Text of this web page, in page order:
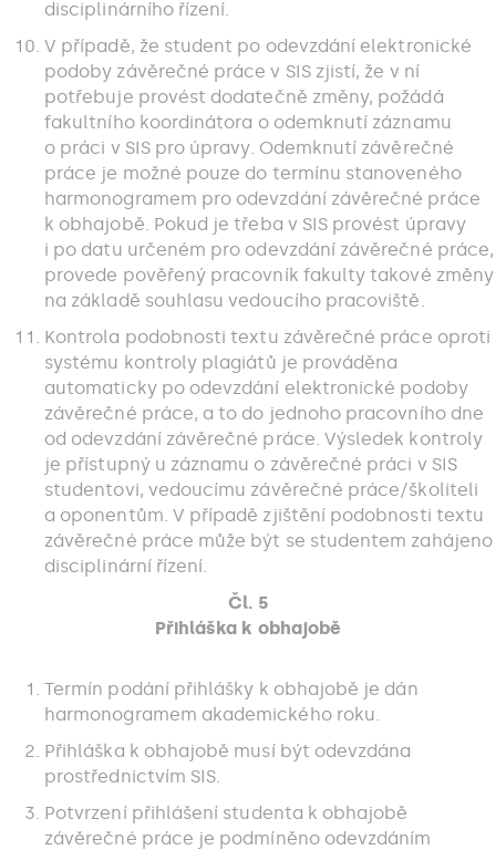
disciplinárního řízení.
V případě, že student po odevzdání elektronické
podoby závěrečné práce v SIS zjistí, že v ní
potřebuje provést dodatečně změny, požádá
fakultního koordinátora o odemknutí záznamu
o práci v SIS pro úpravy. Odemknutí závěrečné
práce je možné pouze do termínu stanoveného
harmonogramem pro odevzdání závěrečné práce
k obhajobě. Pokud je třeba v SIS provést úpravy
i po datu určeném pro odevzdání závěrečné práce,
provede pověřený pracovník fakulty takové změny
na základě souhlasu vedoucího pracoviště.
Kontrola podobnosti textu závěrečné práce oproti
systému kontroly plagiátů je prováděna
automaticky po odevzdání elektronické podoby
závěrečné práce, a to do jednoho pracovního dne
od odevzdání závěrečné práce. Výsledek kontroly
je přístupný u záznamu o závěrečné práci v SIS
studentovi, vedoucímu závěrečné práce/školiteli
a oponentům. V případě zjištění podobnosti textu
závěrečné práce může být se studentem zahájeno
disciplinární řízení.
Čl. 5
Přihláška k obhajobě
Termín podání přihlášky k obhajobě je dán
harmonogramem akademického roku.
Přihláška k obhajobě musí být odevzdána
prostřednictvím SIS.
Potvrzení přihlášení studenta k obhajobě
závěrečné práce je podmíněno odevzdáním